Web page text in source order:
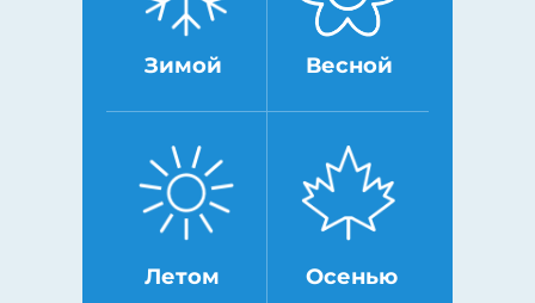
Зимой Весной
Летом Осенью